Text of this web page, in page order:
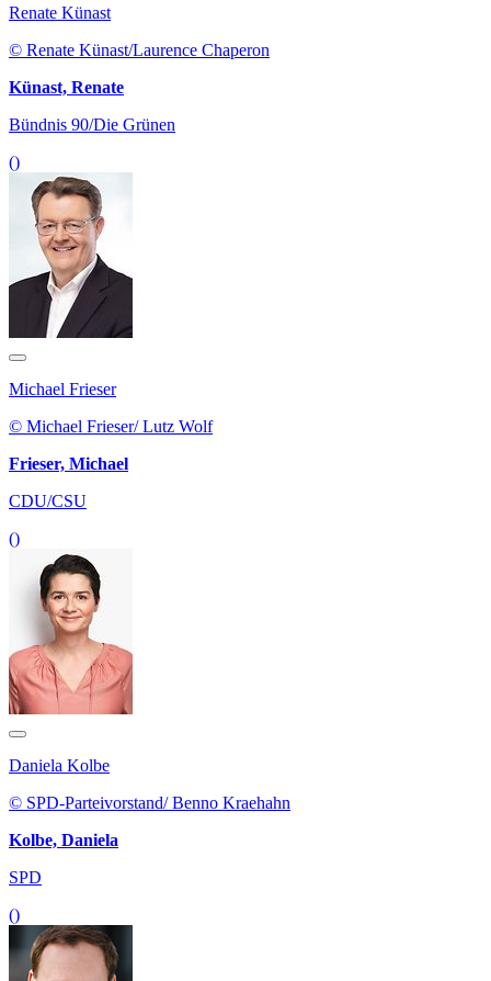
Renate Künast
© Renate Künast/Laurence Chaperon
Künast, Renate
Bündnis 90/Die Grünen
()
Michael Frieser
© Michael Frieser/ Lutz Wolf
Frieser, Michael
CDU/CSU
()
Daniela Kolbe
© SPD-Parteivorstand/ Benno Kraehahn
Kolbe, Daniela
SPD
()